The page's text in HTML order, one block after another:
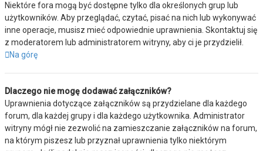
Niektóre fora mogą być dostępne tylko dla określonych grup lub
użytkowników. Aby przeglądać, czytać, pisać na nich lub wykonywać
inne operacje, musisz mieć odpowiednie uprawnienia. Skontaktuj się
z moderatorem lub administratorem witryny, aby ci je przydzielił.
Na górę
Dlaczego nie mogę dodawać załączników?
Uprawnienia dotyczące załączników są przydzielane dla każdego
forum, dla każdej grupy i dla każdego użytkownika. Administrator
witryny mógł nie zezwolić na zamieszczanie załączników na forum,
na którym piszesz lub przyznał uprawnienia tylko niektórym